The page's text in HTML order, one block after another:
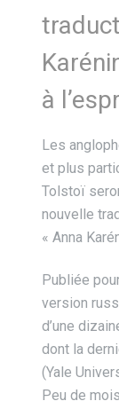
à
Les
et plus
Tolstoï
nouvelle
« Anna
Publiée
version
d’une
dont la
(Yale
Peu de